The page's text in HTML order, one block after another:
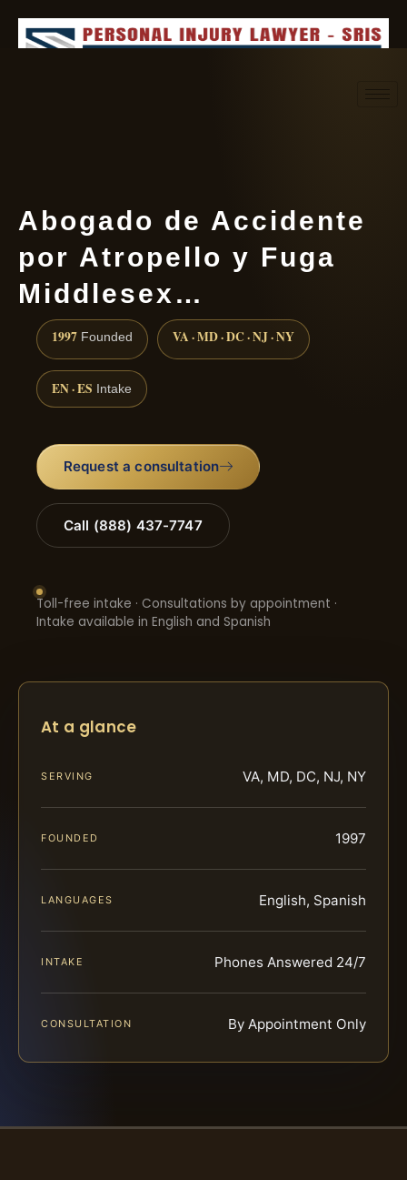
Abogado de Accidente
por Atropello y Fuga
Middlesex…
1997 Founded VA · MD · DC · NJ · NY
EN · ES Intake
Request a consultation
Call (888) 437-7747
Toll-free intake · Consultations by appointment ·
Intake available in English and Spanish
At a glance
SERVING VA, MD, DC, NJ, NY
FOUNDED 1997
LANGUAGES English, Spanish
INTAKE Phones Answered 24/7
CONSULTATION By Appointment Only